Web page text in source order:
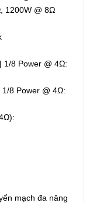
1200W @ 8Ω
1/8 Power @ 4Ω:
1/8 Power @ 4Ω:
mạch đa năng